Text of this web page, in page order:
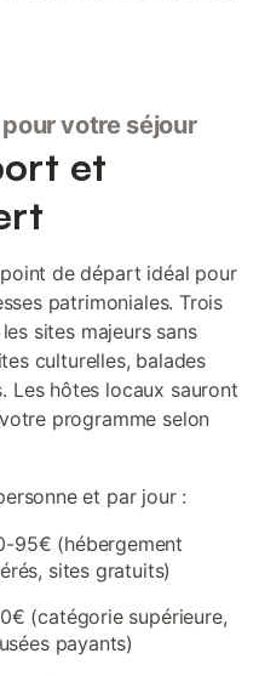
votre séjour
et
de départ idéal pour
patrimoniales. Trois
sites majeurs sans
culturelles, balades
Les hôtes locaux sauront
programme selon
et par jour :
95€ (hébergement
sites gratuits)
(catégorie supérieure,
payants)